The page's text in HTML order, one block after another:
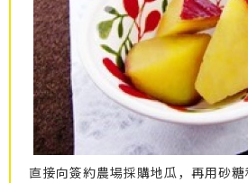
直接向簽約農場採購地瓜，再用砂